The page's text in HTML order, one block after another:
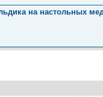
на настольных